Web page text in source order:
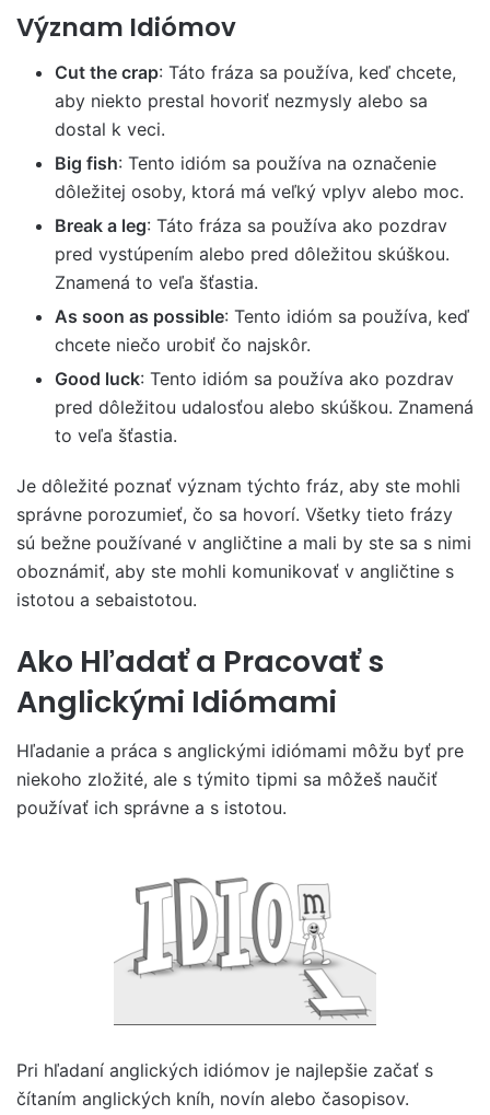
Význam Idiómov
Cut the crap: Táto fráza sa používa, keď chcete,
aby niekto prestal hovoriť nezmysly alebo sa
dostal k veci.
Big fish: Tento idióm sa používa na označenie
dôležitej osoby, ktorá má veľký vplyv alebo moc.
Break a leg: Táto fráza sa používa ako pozdrav
pred vystúpením alebo pred dôležitou skúškou.
Znamená to veľa šťastia.
As soon as possible: Tento idióm sa používa, keď
chcete niečo urobiť čo najskôr.
Good luck: Tento idióm sa používa ako pozdrav
pred dôležitou udalosťou alebo skúškou. Znamená
to veľa šťastia.
Je dôležité poznať význam týchto fráz, aby ste mohli
správne porozumieť, čo sa hovorí. Všetky tieto frázy
sú bežne používané v angličtine a mali by ste sa s nimi
oboznámiť, aby ste mohli komunikovať v angličtine s
istotou a sebaistotou.
Ako Hľadať a Pracovať s
Anglickými Idiómami
Hľadanie a práca s anglickými idiómami môžu byť pre
niekoho zložité, ale s týmito tipmi sa môžeš naučiť
používať ich správne a s istotou.
Pri hľadaní anglických idiómov je najlepšie začať s
čítaním anglických kníh, novín alebo časopisov.